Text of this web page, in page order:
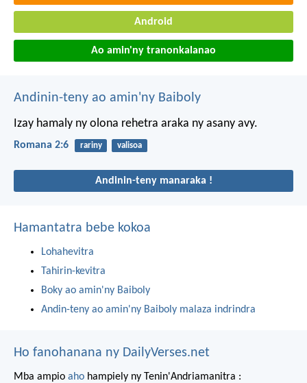
Android
Ao amin'ny tranonkalanao
Andinin-teny ao amin'ny Baiboly
Izay hamaly ny olona rehetra araka ny asany avy.
Romana 2:6 rariny valisoa
Andinin-teny manaraka !
Hamantatra bebe kokoa
Lohahevitra
Tahirin-kevitra
Boky ao amin'ny Baiboly
Andin-teny ao amin'ny Baiboly malaza indrindra
Ho fanohanana ny DailyVerses.net
Mba ampio aho hampiely ny Tenin'Andriamanitra :